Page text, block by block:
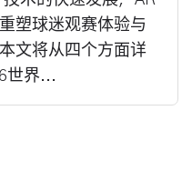
塑球迷观赛体验与
文将从四个方面详
世界...